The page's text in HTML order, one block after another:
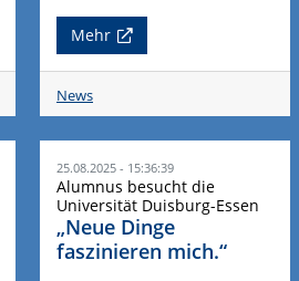
Mehr
News
25.08.2025 - 15:36:39
Alumnus besucht die
Universität Duisburg-Essen
„Neue Dinge
faszinieren mich.“